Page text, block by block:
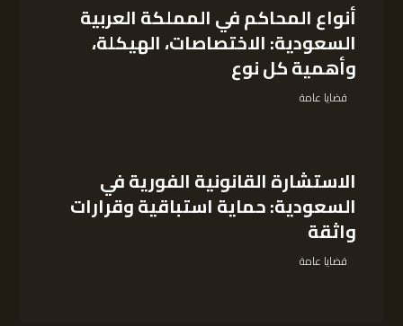
أنواع المحاكم في المملكة العربية
السعودية: الاختصاصات، الهيكلة،
وأهمية كل نوع
قضايا عامة
الاستشارة القانونية الفورية في
السعودية: حماية استباقية وقرارات
واثقة
قضايا عامة